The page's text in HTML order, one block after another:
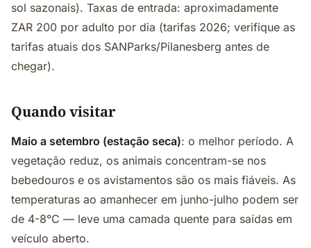
sol sazonais). Taxas de entrada: aproximadamente
ZAR 200 por adulto por dia (tarifas 2026; verifique as
tarifas atuais dos SANParks/Pilanesberg antes de
chegar).
Quando visitar
Maio a setembro (estação seca): o melhor período. A
vegetação reduz, os animais concentram-se nos
bebedouros e os avistamentos são os mais fiáveis. As
temperaturas ao amanhecer em junho-julho podem ser
de 4-8°C — leve uma camada quente para saídas em
veículo aberto.